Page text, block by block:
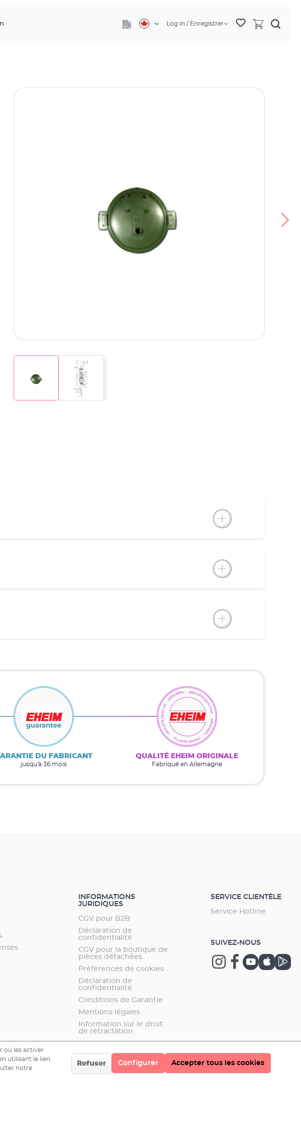
Log in / Enregistrer
DU FABRICANT
jusqu'à 36 mois
QUALITÉ EHEIM ORIGINALE
Fabriqué en Allemagne
INFORMATIONS
JURIDIQUES
CGV pour B2B
Déclaration de
confidentialité
CGV pour la boutique de
pièces détachées
Préférences de cookies
Déclaration de
confidentialité
Conditions de Garantie
Mentions légales
Information sur le droit
de rétractation
SERVICE CLIENTÈLE
Service Hotline
SUIVEZ-NOUS
ou les activer
utilisant le lien
notre
Refuser Configurer Accepter tous les cookies